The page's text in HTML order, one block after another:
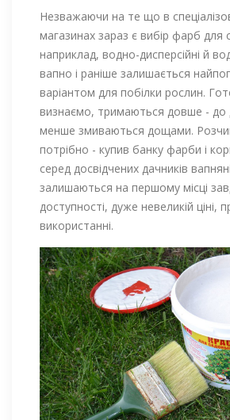
Незважаючи на те що в
магазинах зараз є вибір фарб для
наприклад, водно-дисперсійні й
вапно і раніше залишається
варіантом для побілки рослин.
визнаємо, тримаються довше - до
менше змиваються дощами.
потрібно - купив банку фарби і
серед досвідчених дачників
залишаються на першому місці
доступності, дуже невеликій ціні,
використанні.